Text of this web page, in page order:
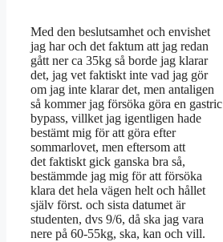
Med den beslutsamhet och envishet
jag har och det faktum att jag redan
gått ner ca 35kg så borde jag klarar
det, jag vet faktiskt inte vad jag gör
om jag inte klarar det, men antaligen
så kommer jag försöka göra en gastric
bypass, villket jag igentligen hade
bestämt mig för att göra efter
sommarlovet, men eftersom att
det faktiskt gick ganska bra så,
bestämmde jag mig för att försöka
klara det hela vägen helt och hållet
själv först. och sista datumet är
studenten, dvs 9/6, då ska jag vara
nere på 60-55kg, ska, kan och vill.